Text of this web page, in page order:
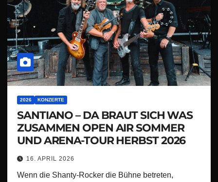
2026 KONZERTE
SANTIANO – DA BRAUT SICH WAS
ZUSAMMEN OPEN AIR SOMMER
UND ARENA-TOUR HERBST 2026
16. APRIL 2026
Wenn die Shanty-Rocker die Bühne betreten,